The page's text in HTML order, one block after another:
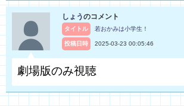
しょうのコメント
タイトル 若おかみは小学生！
投稿日時 2025-03-23 00:05:46
劇場版のみ視聴